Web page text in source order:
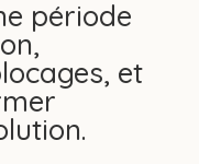
période
et